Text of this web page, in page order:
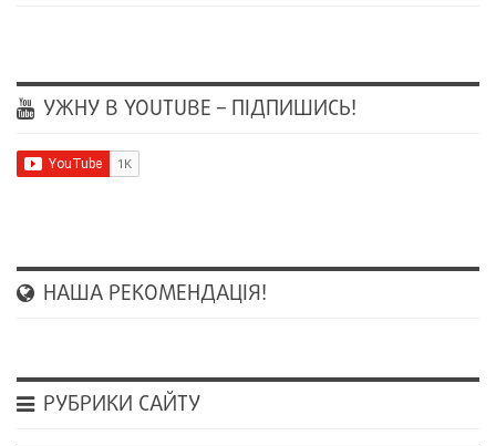
УЖНУ В YOUTUBE – ПІДПИШИСЬ!
НАША РЕКОМЕНДАЦІЯ!
РУБРИКИ САЙТУ